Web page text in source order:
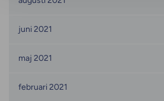
juni 2021
maj 2021
februari 2021